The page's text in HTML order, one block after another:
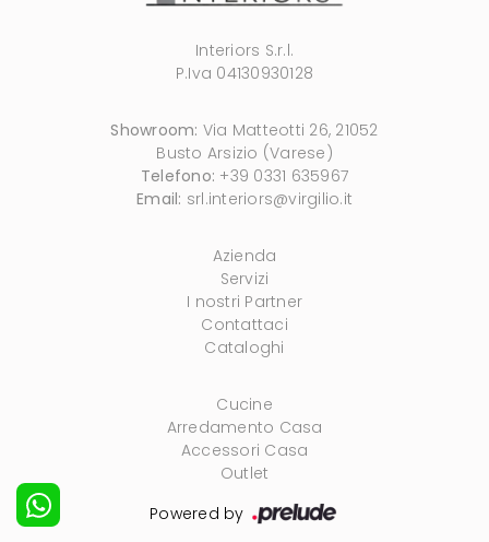
Interiors S.r.l.
P.Iva 04130930128
Showroom: Via Matteotti 26, 21052
Busto Arsizio (Varese)
Telefono: +39 0331 635967
Email: srl.interiors@virgilio.it
Azienda
Servizi
I nostri Partner
Contattaci
Cataloghi
Cucine
Arredamento Casa
Accessori Casa
Outlet
Powered by